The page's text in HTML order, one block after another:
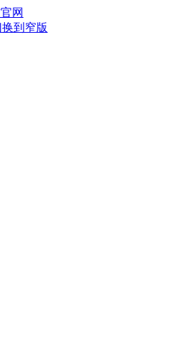
网
到窄版